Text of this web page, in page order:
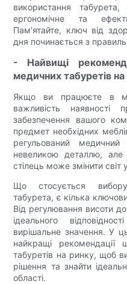
використання
ергономічне та
Пам'ятайте, ключ від
дня починається з
- Найвищі
медичних табуретів
Якщо ви працюєте в
важливість наявності
забезпечення вашого
предмет необхідних
регульований
невеликою деталлю, але
стілець може змінити світ
Що стосується
табурета, є кілька
Від регулювання висоти
ідеального
вирішальне значення. У
найкращі рекомендації
табуретів на ринку, щоб
рішення та знайти
області.